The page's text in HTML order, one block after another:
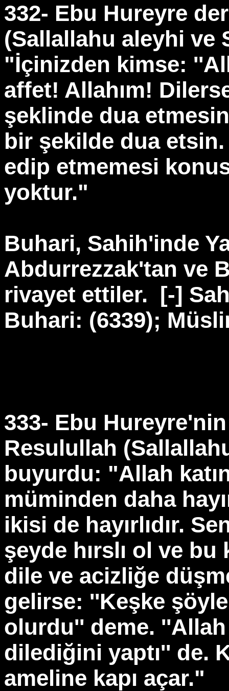
332- Ebu Hureyre
(Sallallahu aleyhi ve
"İçinizden kimse:
affet! Allahım!
şeklinde dua
bir şekilde dua
edip etmemesi
yoktur."
Buhari, Sahih'inde
Abdurrezzak'tan ve
rivayet ettiler. [-]
Buhari: (6339);
333- Ebu
Resulullah
buyurdu: "Allah
müminden daha
ikisi de hayırlıdır.
şeyde hırslı ol ve
dile ve acizliğe
gelirse: ''Keşke
olurdu'' deme.
dilediğini yaptı'' de.
ameline kapı açar."